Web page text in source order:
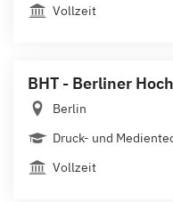
Vollzeit
BHT - Berliner
Berlin
Druck- und
Vollzeit